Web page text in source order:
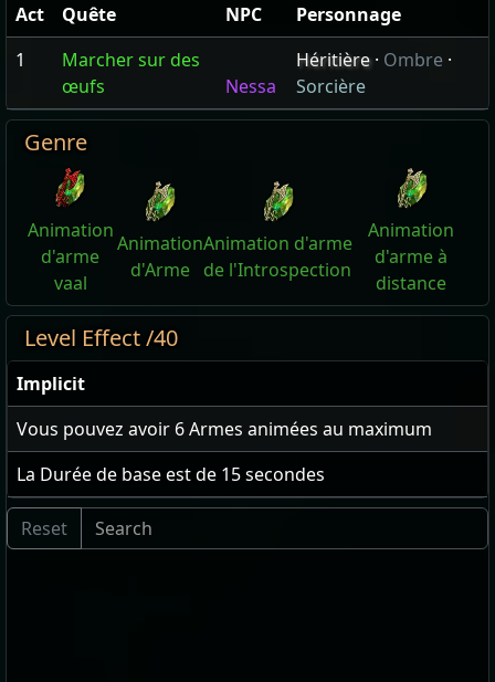
Act Quête NPC
Personnage
1
Marcher sur des
œufs
Nessa
Héritière· Ombre ·
Sorcière
Genre
Animation
d'arme
vaal
Animation
d'Arme
Animation d'arme
de l'Introspection
Animation
d'arme à
distance
Level Effect /40
Implicit
Vous pouvez avoir 6Armes animées au maximum
La Durée de base est de 15secondes